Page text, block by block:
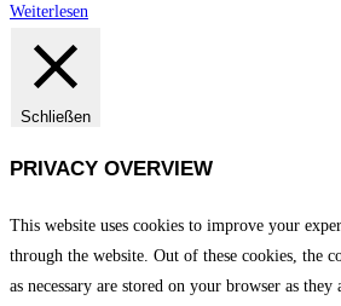
Weiterlesen
Schließen
PRIVACY OVERVIEW
This website uses cookies to improve your
through the website. Out of these cookies, the
as necessary are stored on your browser as